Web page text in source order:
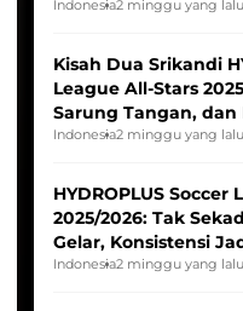
Tim Asia
Indonesia2 minggu yang lalu
Kisah Dua Srikandi
League All-Stars
Sarung Tangan,
Pernah Padam
Indonesia2 minggu yang lalu
HYDROPLUS Soccer
2025/2026: Tak
Gelar, Konsistensi
Indonesia2 minggu yang lalu